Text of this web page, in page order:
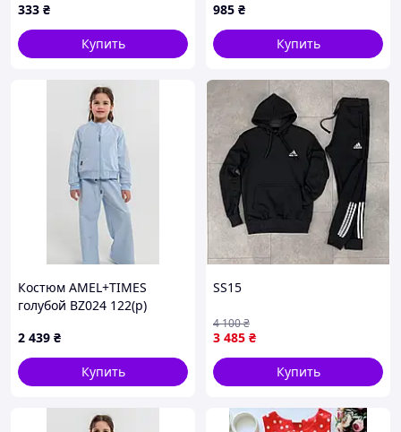
лет. Арт.7243
333 ₴
Купить
Розовый, Для девочек,
Весна Осень, 6/9 месяцев
985 ₴
Купить
Костюм AMEL+TIMES
голубой BZ024 122(р)
2 439 ₴
Купить
SS15
3 485 ₴
4 100₴
Купить